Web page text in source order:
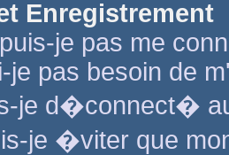
Enregistrement
je pas me
je pas besoin de
je d�connect�
je �viter que